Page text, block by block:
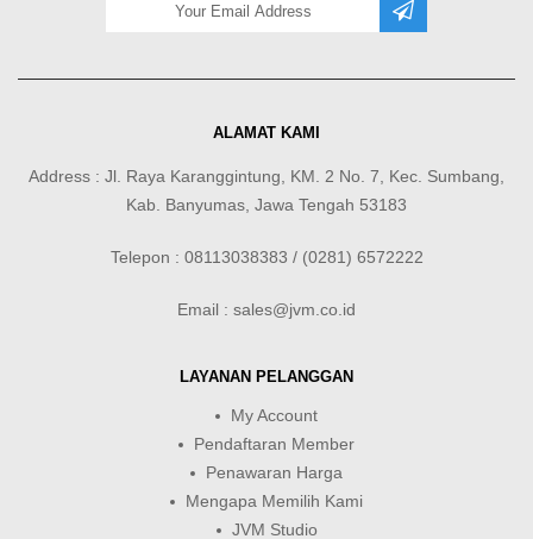
ALAMAT KAMI
Address : Jl. Raya Karanggintung, KM. 2 No. 7, Kec. Sumbang,
Kab. Banyumas, Jawa Tengah 53183
Telepon : 08113038383 / (0281) 6572222
Email : sales@jvm.co.id
LAYANAN PELANGGAN
My Account
Pendaftaran Member
Penawaran Harga
Mengapa Memilih Kami
JVM Studio